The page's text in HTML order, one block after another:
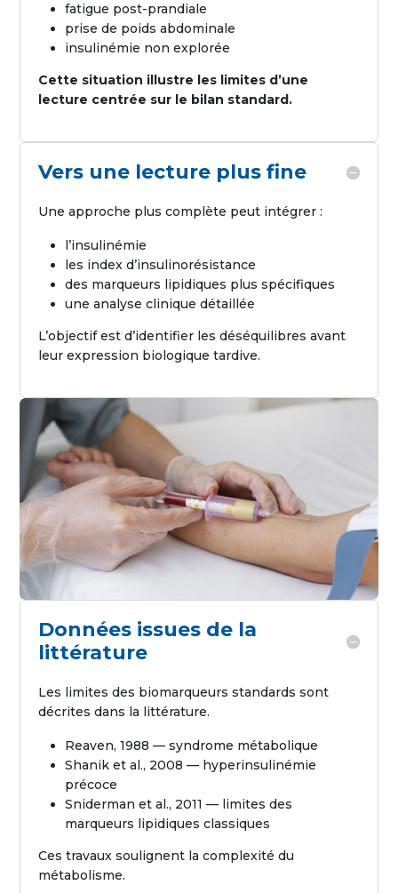
fatigue post-prandiale
prise de poids abdominale
insulinémie non explorée
Cette situation illustre les limites d’une
lecture centrée sur le bilan standard.
Vers une lecture plus fine
Une approche plus complète peut intégrer :
l’insulinémie
les index d’insulinorésistance
des marqueurs lipidiques plus spécifiques
une analyse clinique détaillée
L’objectif est d’identifier les déséquilibres avant
leur expression biologique tardive.
Données issues de la
littérature
Les limites des biomarqueurs standards sont
décrites dans la littérature.
Reaven, 1988 — syndrome métabolique
Shanik et al., 2008 — hyperinsulinémie
précoce
Sniderman et al., 2011 — limites des
marqueurs lipidiques classiques
Ces travaux soulignent la complexité du
métabolisme.